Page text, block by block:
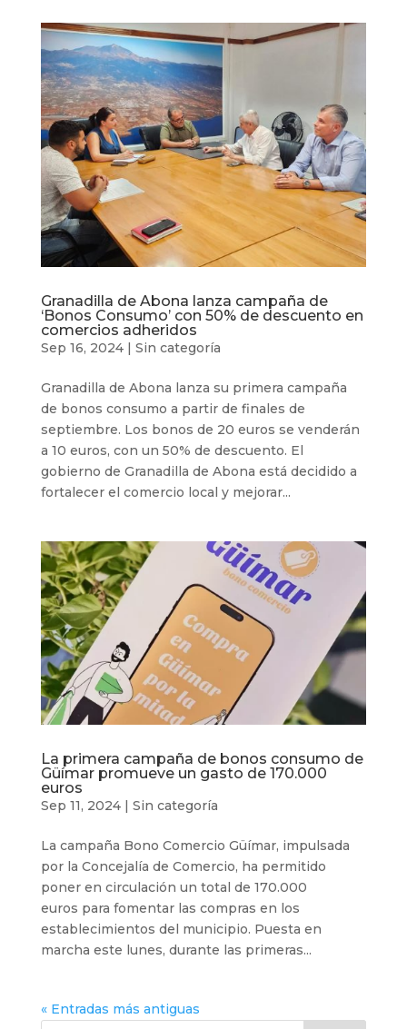
Granadilla de Abona lanza campaña de
‘Bonos Consumo’ con 50% de descuento en
comercios adheridos
Sep 16, 2024| Sin categoría
Granadilla de Abona lanza su primera campaña
de bonos consumo a partir de finales de
septiembre. Los bonos de 20 euros se venderán
a 10 euros, con un 50% de descuento. El
gobierno de Granadilla de Abona está decidido a
fortalecer el comercio local y mejorar...
La primera campaña de bonos consumo de
Güímar promueve un gasto de 170.000
euros
Sep 11, 2024| Sin categoría
La campaña Bono Comercio Güímar, impulsada
por la Concejalía de Comercio, ha permitido
poner en circulación un total de 170.000
euros para fomentar las compras en los
establecimientos del municipio. Puesta en
marcha este lunes, durante las primeras...
« Entradas más antiguas